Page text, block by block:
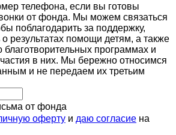
телефона, если вы готовы
от фонда. Мы можем связаться
поблагодарить за поддержку,
о результатах помощи детям, а также
благотворительных программах и
в них. Мы бережно относимся
и не передаем их третьим
от фонда
оферту и даю согласие на